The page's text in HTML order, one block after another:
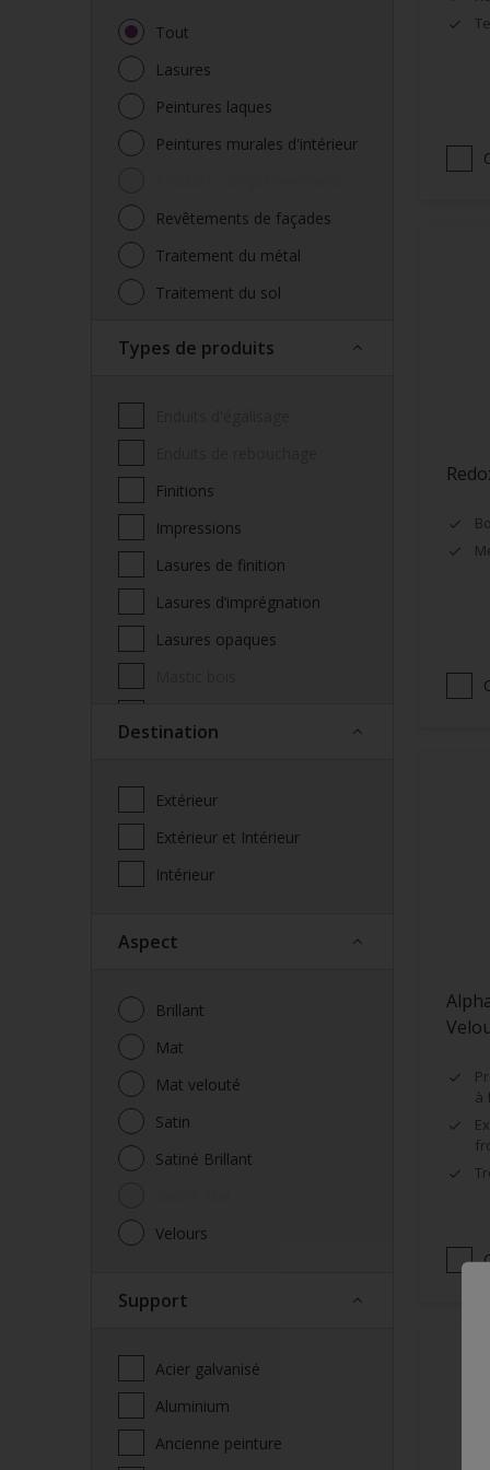
Tout
Lasures
Peintures laques
Peintures murales d'intérieur
Revêtements de façades
Traitement du métal
Traitement du sol
Types de produits
Finitions
Impressions
Lasures de finition
Lasures d’imprégnation
Lasures opaques
façade
Spécialités
Vernis
Vitrificateur
Destination
Extérieur
Extérieur et Intérieur
Intérieur
Aspect
Brillant
Mat
Mat velouté
Satin
Satiné Brillant
Velours
Support
Acier galvanisé
Aluminium
Ancienne peinture
à